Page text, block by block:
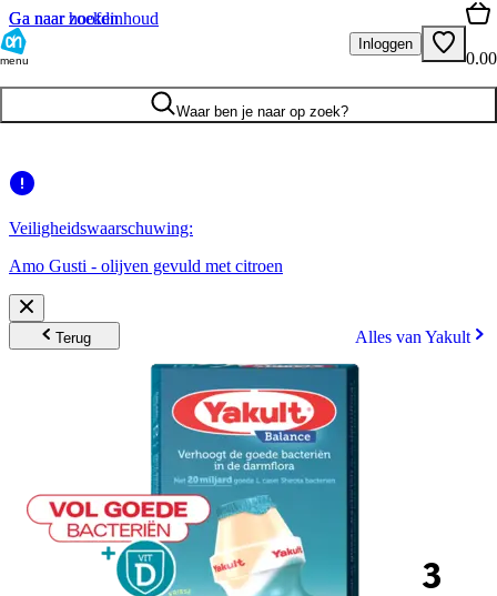
Ga naar hoofdinhoud
Ga naar zoeken
menu
Inloggen
0.00
Waar ben je naar op zoek?
Veiligheidswaarschuwing:
Amo Gusti - olijven gevuld met citroen
Terug Alles van Yakult
3